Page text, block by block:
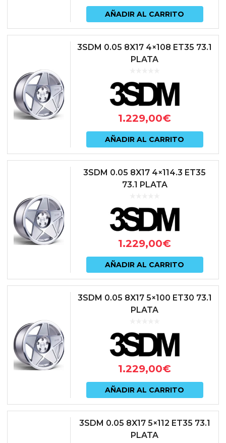
AÑADIR AL CARRITO
3SDM 0.05 8X17 4×108 ET35 73.1
PLATA
1.229,00€
AÑADIR AL CARRITO
3SDM 0.05 8X17 4×114.3 ET35
73.1 PLATA
1.229,00€
AÑADIR AL CARRITO
3SDM 0.05 8X17 5×100 ET30 73.1
PLATA
1.229,00€
AÑADIR AL CARRITO
3SDM 0.05 8X17 5×112 ET35 73.1
PLATA